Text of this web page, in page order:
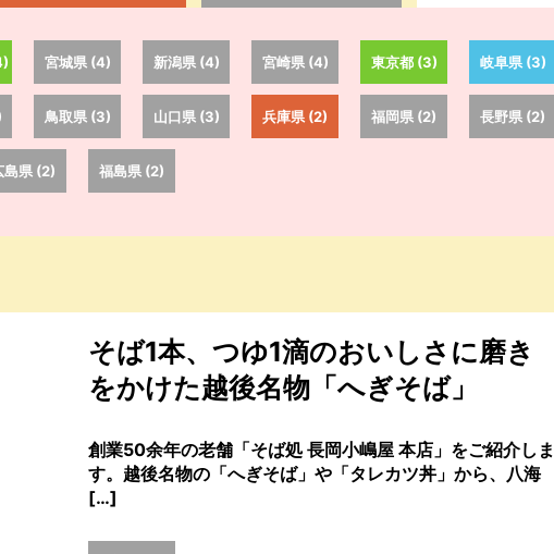
宮城県 (4) 新潟県 (4) 宮崎県 (4) 東京都 (3) 岐阜県 (3)
鳥取県 (3) 山口県 (3) 兵庫県 (2) 福岡県 (2) 長野県 (2)
島県 (2) 福島県 (2)
そば1本、つゆ1滴のおいしさに磨き
をかけた越後名物「へぎそば」
創業50余年の老舗「そば処 長岡小嶋屋 本店」をご紹介しま
す。越後名物の「へぎそば」や「タレカツ丼」から、八海
[…]